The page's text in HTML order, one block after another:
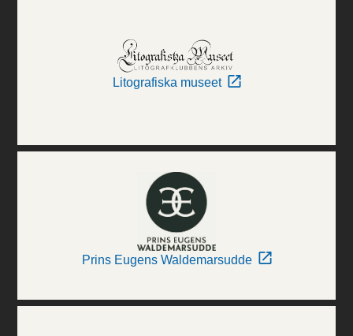
Litografiska museet
Prins Eugens Waldemarsudde